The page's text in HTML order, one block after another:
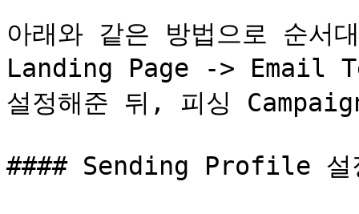
아래와 같은 방법으로 순
Landing Page -> Email
설정해준 뒤, 피싱
#### Sending Profile 설